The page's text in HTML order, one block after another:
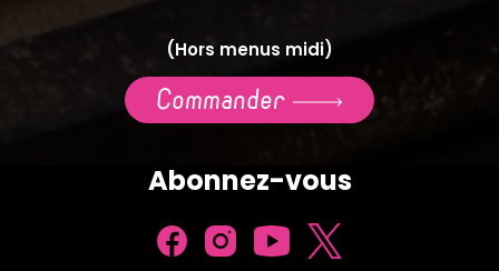
(Hors menus midi)
Commander
Abonnez-vous